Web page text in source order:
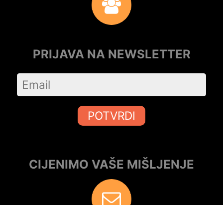
PRIJAVA NA NEWSLETTER
POTVRDI
CIJENIMO VAŠE MIŠLJENJE